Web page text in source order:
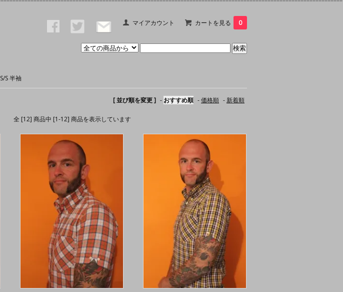
マイアカウント カートを見る 0
S/S 半袖
[ 並び順を変更 ] - おすすめ順 -価格順 - 新着順
全 [12] 商品中 [1-12] 商品を表示しています